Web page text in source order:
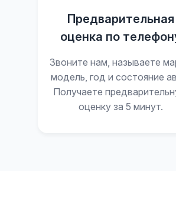
Предварительная
оценка по
Звоните нам, называете
модель, год и состояние
Получаете
оценку за 5 минут.